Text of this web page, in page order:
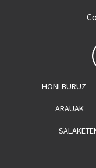
HONI BURUZ
ARAUAK